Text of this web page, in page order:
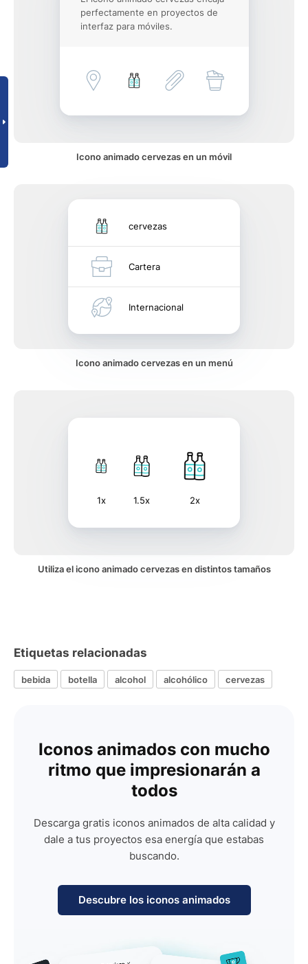
perfectamente en proyectos de
interfaz para móviles.
Icono animado cervezas en un móvil
cervezas
Cartera
Internacional
Icono animado cervezas en un menú
1x 1.5x 2x
Utiliza el icono animado cervezas en distintos tamaños
Etiquetas relacionadas
bebida botella alcohol alcohólico cervezas
Iconos animados con mucho
ritmo que impresionarán a
todos
Descarga gratis iconos animados de alta calidad y
dale a tus proyectos esa energía que estabas
buscando.
Descubre los iconos animados